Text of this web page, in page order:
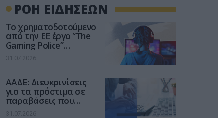
ΡΟΗ ΕΙΔΗΣΕΩΝ
Το χρηματοδοτούμενο
από την ΕΕ έργο “The
Gaming Police”
ενισχύει την ασφάλεια
των παιδιών στο
31.07.2026
ΑΑΔΕ: Διευκρινίσεις
για τα πρόστιμα σε
παραβάσεις που
αφορούν τους ΦΗΜ
31.07.2026